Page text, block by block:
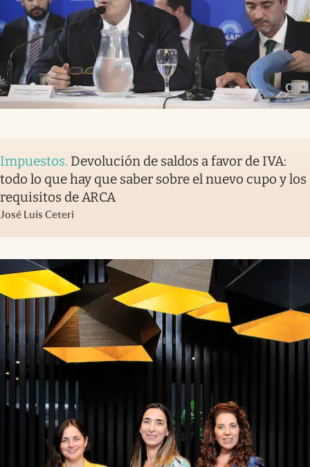
Impuestos. Devolución de saldos a favor de IVA:
todo lo que hay que saber sobre el nuevo cupo y los
requisitos de ARCA
José Luis Ceteri